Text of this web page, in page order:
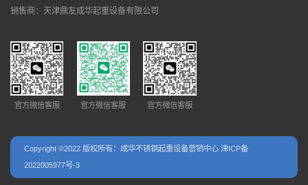
销售商：天津鼎友成华起重设备有限公司
官方微信客服 官方微信客服 官方微信客服
Copyright ©2022 版权所有：成华不锈钢起重设备营销中心 津ICP备
2022005977号-3